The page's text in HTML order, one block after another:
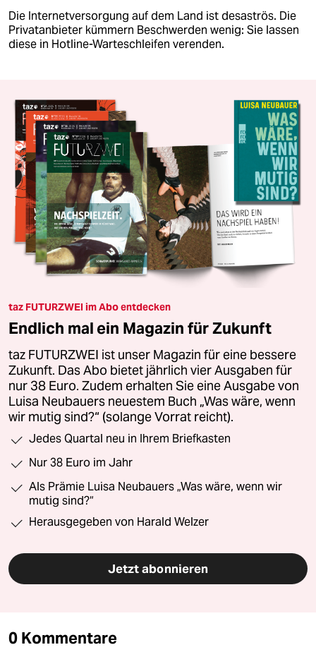
Die Internetversorgung auf dem Land ist desaströs. Die
Privatanbieter kümmern Beschwerden wenig: Sie lassen
diese in Hotline-Warteschleifen verenden.
taz FUTURZWEI im Abo entdecken
Endlich mal ein Magazin für Zukunft
taz FUTURZWEI ist unser Magazin für eine bessere
Zukunft. Das Abo bietet jährlich vier Ausgaben für
nur 38 Euro. Zudem erhalten Sie eine Ausgabe von
Luisa Neubauers neuestem Buch „Was wäre, wenn
wir mutig sind?“ (solange Vorrat reicht).
Jedes Quartal neu in Ihrem Briefkasten
Nur 38 Euro im Jahr
Als Prämie Luisa Neubauers „Was wäre, wenn wir
mutig sind?“
Herausgegeben von Harald Welzer
Jetzt abonnieren
0 Kommentare